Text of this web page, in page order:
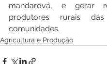
mandarová, e gerar
produtores rurais das
comunidades.
Agricultura e Produção